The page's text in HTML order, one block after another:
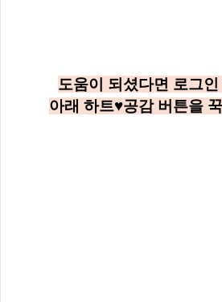
도움이 되셨다면 로그
아래 하트♥공감 버튼을